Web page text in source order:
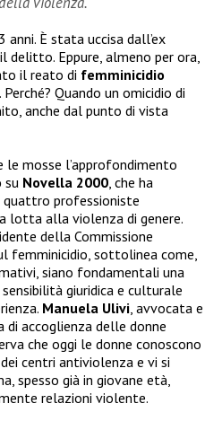
anni. È stata uccisa dall’ex
delitto. Eppure, almeno per ora,
il reato di femminicidio
Quando un omicidio di
anche dal punto di vista
le mosse l’approfondimento
su Novella 2000, che ha
professioniste
lotta alla violenza di genere.
della Commissione
femminicidio, sottolinea come,
siano fondamentali una
giuridica e culturale
Manuela Ulivi, avvocata e
di accoglienza delle donne
che oggi le donne conoscono
centri antiviolenza e vi si
spesso già in giovane età,
relazioni violente.